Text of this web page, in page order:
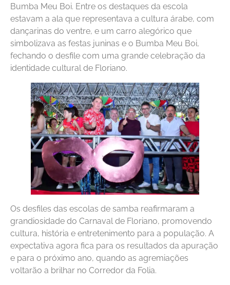
Bumba Meu Boi. Entre os destaques da escola
estavam a ala que representava a cultura árabe, com
dançarinas do ventre, e um carro alegórico que
simbolizava as festas juninas e o Bumba Meu Boi,
fechando o desfile com uma grande celebração da
identidade cultural de Floriano.
Os desfiles das escolas de samba reafirmaram a
grandiosidade do Carnaval de Floriano, promovendo
cultura, história e entretenimento para a população. A
expectativa agora fica para os resultados da apuração
e para o próximo ano, quando as agremiações
voltarão a brilhar no Corredor da Folia.